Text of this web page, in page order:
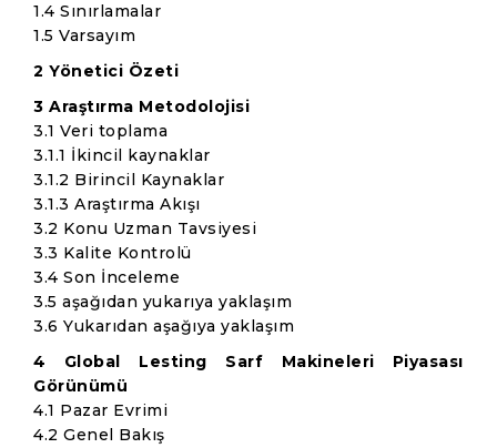
1.4 Sınırlamalar
1.5 Varsayım
2 Yönetici Özeti
3 Araştırma Metodolojisi
3.1 Veri toplama
3.1.1 İkincil kaynaklar
3.1.2 Birincil Kaynaklar
3.1.3 Araştırma Akışı
3.2 Konu Uzman Tavsiyesi
3.3 Kalite Kontrolü
3.4 Son İnceleme
3.5 aşağıdan yukarıya yaklaşım
3.6 Yukarıdan aşağıya yaklaşım
4 Global Lesting Sarf Makineleri Piyasası
Görünümü
4.1 Pazar Evrimi
4.2 Genel Bakış